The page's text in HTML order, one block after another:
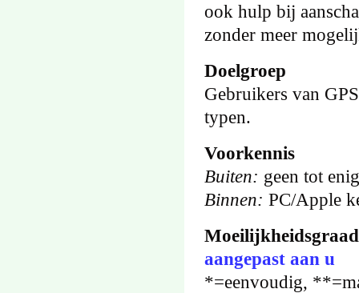
ook hulp bij
zonder meer
Doelgroep
Gebruikers van
typen.
Voorkennis
Buiten: geen tot
Binnen: PC/Apple
Moeilijkheidsgraad
aangepast aan u
*=eenvoudig,